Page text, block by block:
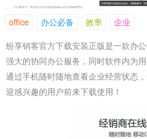
office 办公必备 效率
企业
纷享销客官方下载安装正版是一款办
强大的协同办公服务，同时软件内为
通过手机随时随地查看企业经营状态
迎感兴趣的用户前来下载使用！